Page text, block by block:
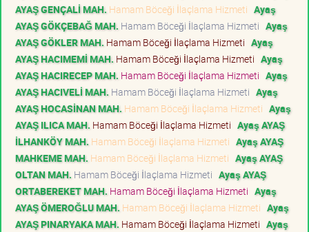
AYAŞ GENÇALİ MAH. Hamam Böceği İlaçlama Hizmeti Ayaş
AYAŞ GÖKÇEBAĞ MAH. Hamam Böceği İlaçlama Hizmeti Ayaş
AYAŞ GÖKLER MAH. Hamam Böceği İlaçlama Hizmeti Ayaş
AYAŞ HACIMEMİ MAH. Hamam Böceği İlaçlama Hizmeti Ayaş
AYAŞ HACIRECEP MAH. Hamam Böceği İlaçlama Hizmeti Ayaş
AYAŞ HACIVELİ MAH. Hamam Böceği İlaçlama Hizmeti Ayaş
AYAŞ HOCASİNAN MAH. Hamam Böceği İlaçlama Hizmeti Ayaş
AYAŞ ILICA MAH. Hamam Böceği İlaçlama Hizmeti Ayaş AYAŞ
İLHANKÖY MAH. Hamam Böceği İlaçlama Hizmeti Ayaş AYAŞ
MAHKEME MAH. Hamam Böceği İlaçlama Hizmeti Ayaş AYAŞ
OLTAN MAH. Hamam Böceği İlaçlama Hizmeti Ayaş AYAŞ
ORTABEREKET MAH. Hamam Böceği İlaçlama Hizmeti Ayaş
AYAŞ ÖMEROĞLU MAH. Hamam Böceği İlaçlama Hizmeti Ayaş
AYAŞ PINARYAKA MAH. Hamam Böceği İlaçlama Hizmeti Ayaş